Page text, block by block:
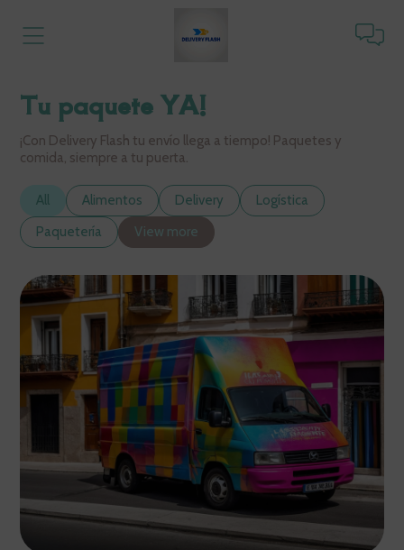
Tu paquete YA!
¡Con Delivery Flash tu envío llega a tiempo! Paquetes y
comida, siempre a tu puerta.
All Alimentos Delivery
Logística
Paquetería
View more